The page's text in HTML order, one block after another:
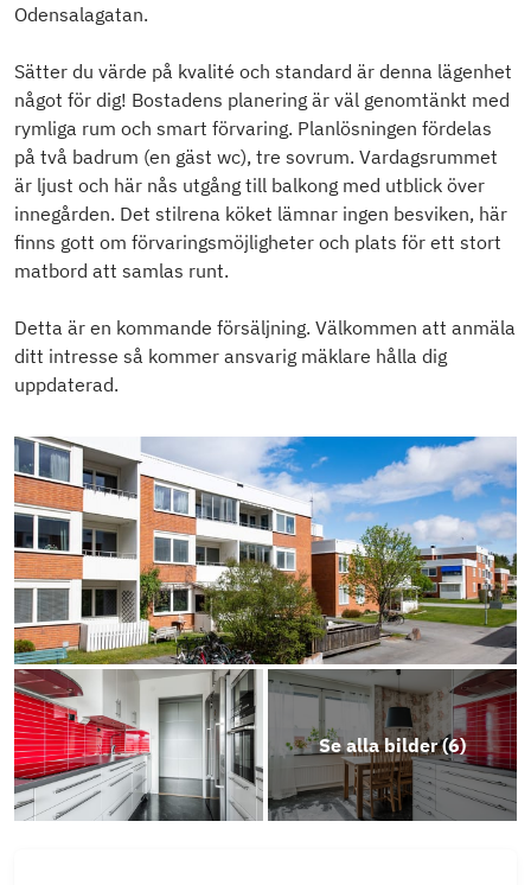
Odensalagatan.
Sätter du värde på kvalité och standard är denna lägenhet
något för dig! Bostadens planering är väl genomtänkt med
rymliga rum och smart förvaring. Planlösningen fördelas
på två badrum (en gäst wc), tre sovrum. Vardagsrummet
är ljust och här nås utgång till balkong med utblick över
innegården. Det stilrena köket lämnar ingen besviken, här
finns gott om förvaringsmöjligheter och plats för ett stort
matbord att samlas runt.
Detta är en kommande försäljning. Välkommen att anmäla
ditt intresse så kommer ansvarig mäklare hålla dig
uppdaterad.
Se alla bilder (6)